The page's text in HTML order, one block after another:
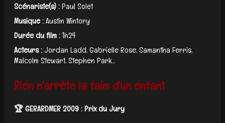
Scénariste(s) :Paul Solet
Musique :Austin Wintory
Durée du film :1h24
Acteurs :Jordan Ladd, Gabrielle Rose, Samantha Ferris,
Malcolm Stewart, Stephen Park...
Rien n'arrête la faim d'un enfant
🏆 GERARDMER 2009 : Prix du Jury